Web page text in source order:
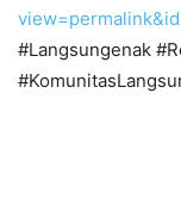
#Langsungenak